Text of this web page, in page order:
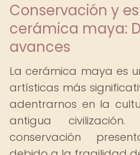
Conservación y
cerámica maya:
avances
La cerámica maya es
artísticas más
adentrarnos en la
antigua
conservación